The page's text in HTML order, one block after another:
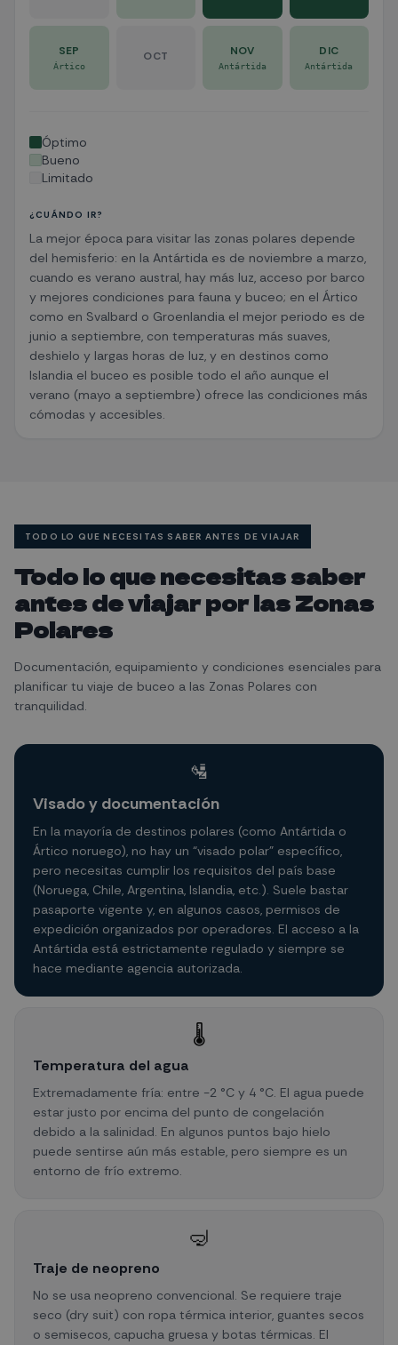
SEP
Ártico
OCT NOV
Antártida
DIC
Antártida
Óptimo
Bueno
Limitado
¿CUÁNDO IR?
La mejor época para visitar las zonas polares depende
del hemisferio: en la Antártida es de noviembre a marzo,
cuando es verano austral, hay más luz, acceso por barco
y mejores condiciones para fauna y buceo; en el Ártico
como en Svalbard o Groenlandia el mejor periodo es de
junio a septiembre, con temperaturas más suaves,
deshielo y largas horas de luz, y en destinos como
Islandia el buceo es posible todo el año aunque el
verano (mayo a septiembre) ofrece las condiciones más
cómodas y accesibles.
TODO LO QUE NECESITAS SABER ANTES DE VIAJAR
Todo lo que necesitas saber
antes de viajar por las Zonas
Polares
Documentación, equipamiento y condiciones esenciales para
planificar tu viaje de buceo a las Zonas Polares con
tranquilidad.
🛂
Visado y documentación
En la mayoría de destinos polares (como Antártida o
Ártico noruego), no hay un “visado polar” específico,
pero necesitas cumplir los requisitos del país base
(Noruega, Chile, Argentina, Islandia, etc.). Suele bastar
pasaporte vigente y, en algunos casos, permisos de
expedición organizados por operadores. El acceso a la
Antártida está estrictamente regulado y siempre se
hace mediante agencia autorizada.
🌡️
Temperatura del agua
Extremadamente fría: entre -2 °C y 4 °C. El agua puede
estar justo por encima del punto de congelación
debido a la salinidad. En algunos puntos bajo hielo
puede sentirse aún más estable, pero siempre es un
entorno de frío extremo.
🤿
Traje de neopreno
No se usa neopreno convencional. Se requiere traje
seco (dry suit) con ropa térmica interior, guantes secos
o semisecos, capucha gruesa y botas térmicas. El